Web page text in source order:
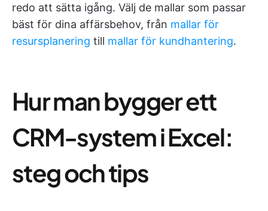
redo att sätta igång. Välj de mallar som passar
bäst för dina affärsbehov, från mallar för
resursplanering till mallar för kundhantering.
Hur man bygger ett
CRM-system i Excel:
steg och tips